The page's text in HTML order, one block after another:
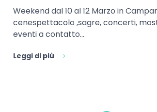
Weekend dal 10 al 12 Marzo in
cenespettacolo ,sagre, concerti,
eventi a contatto…
Leggi di più